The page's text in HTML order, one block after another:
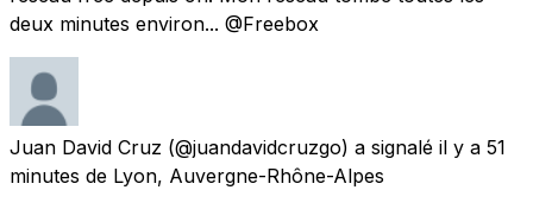
deux minutes environ... @Freebox
Juan David Cruz (@juandavidcruzgo) a signalé il y a 51
minutes de Lyon, Auvergne-Rhône-Alpes